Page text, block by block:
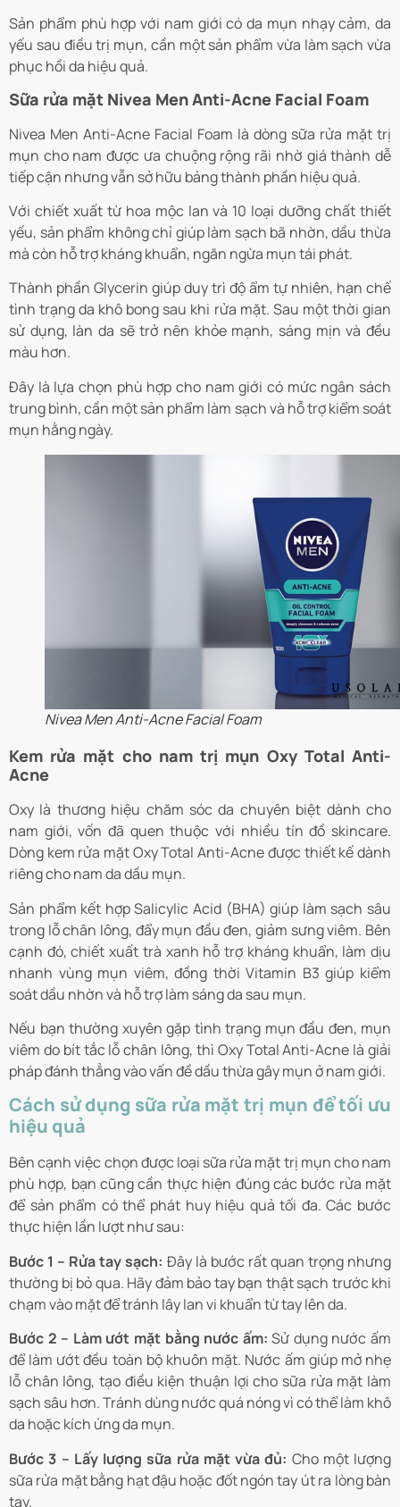
Sản phẩm phù hợp với nam giới có da mụn nhạy cảm, da
yếu sau điều trị mụn, cần một sản phẩm vừa làm sạch vừa
phục hồi da hiệu quả.
Sữa rửa mặt Nivea Men Anti-Acne Facial Foam
Nivea Men Anti-Acne Facial Foam là dòng sữa rửa mặt trị
mụn cho nam được ưa chuộng rộng rãi nhờ giá thành dễ
tiếp cận nhưng vẫn sở hữu bảng thành phần hiệu quả.
Với chiết xuất từ hoa mộc lan và 10 loại dưỡng chất thiết
yếu, sản phẩm không chỉ giúp làm sạch bã nhờn, dầu thừa
mà còn hỗ trợ kháng khuẩn, ngăn ngừa mụn tái phát.
Thành phần Glycerin giúp duy trì độ ẩm tự nhiên, hạn chế
tình trạng da khô bong sau khi rửa mặt. Sau một thời gian
sử dụng, làn da sẽ trở nên khỏe mạnh, sáng mịn và đều
màu hơn.
Đây là lựa chọn phù hợp cho nam giới có mức ngân sách
trung bình, cần một sản phẩm làm sạch và hỗ trợ kiểm soát
mụn hằng ngày.
Nivea Men Anti-Acne Facial Foam
Kem rửa mặt cho nam trị mụn Oxy Total Anti-
Acne
Oxy là thương hiệu chăm sóc da chuyên biệt dành cho
nam giới, vốn đã quen thuộc với nhiều tín đồ skincare.
Dòng kem rửa mặt Oxy Total Anti-Acne được thiết kế dành
riêng cho nam da dầu mụn.
Sản phẩm kết hợp Salicylic Acid (BHA) giúp làm sạch sâu
trong lỗ chân lông, đẩy mụn đầu đen, giảm sưng viêm. Bên
cạnh đó, chiết xuất trà xanh hỗ trợ kháng khuẩn, làm dịu
nhanh vùng mụn viêm, đồng thời Vitamin B3 giúp kiểm
soát dầu nhờn và hỗ trợ làm sáng da sau mụn.
Nếu bạn thường xuyên gặp tình trạng mụn đầu đen, mụn
viêm do bít tắc lỗ chân lông, thì Oxy Total Anti-Acne là giải
pháp đánh thẳng vào vấn đề dầu thừa gây mụn ở nam giới.
Cách sử dụng sữa rửa mặt trị mụn để tối ưu
hiệu quả
Bên cạnh việc chọn được loại sữa rửa mặt trị mụn cho nam
phù hợp, bạn cũng cần thực hiện đúng các bước rửa mặt
để sản phẩm có thể phát huy hiệu quả tối đa. Các bước
thực hiện lần lượt như sau:
Bước 1 – Rửa tay sạch: Đây là bước rất quan trọng nhưng
thường bị bỏ qua. Hãy đảm bảo tay bạn thật sạch trước khi
chạm vào mặt để tránh lây lan vi khuẩn từ tay lên da.
Bước 2 – Làm ướt mặt bằng nước ấm: Sử dụng nước ấm
để làm ướt đều toàn bộ khuôn mặt. Nước ấm giúp mở nhẹ
lỗ chân lông, tạo điều kiện thuận lợi cho sữa rửa mặt làm
sạch sâu hơn. Tránh dùng nước quá nóng vì có thể làm khô
da hoặc kích ứng da mụn.
Bước 3 – Lấy lượng sữa rửa mặt vừa đủ: Cho một lượng
sữa rửa mặt bằng hạt đậu hoặc đốt ngón tay út ra lòng bàn
tay.